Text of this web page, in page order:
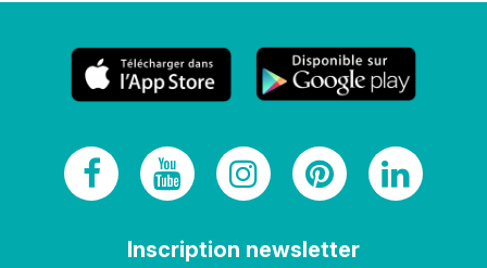
Inscription newsletter